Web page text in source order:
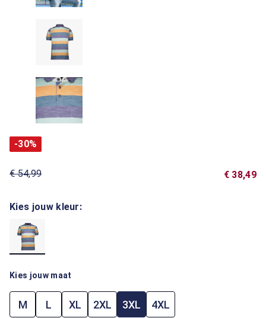
-30%
€ 54,99 € 38,49
Kies jouw kleur:
Kies jouw maat
M L XL 2XL 3XL 4XL